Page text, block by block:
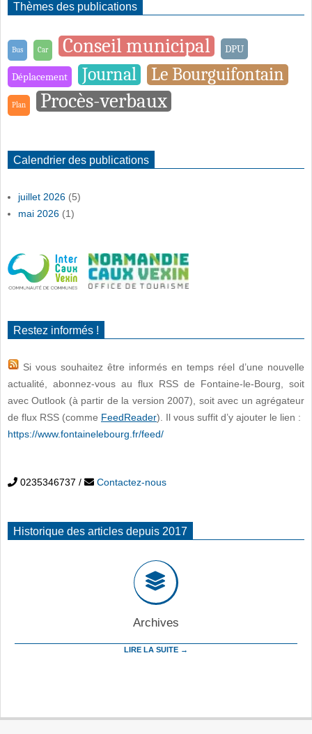
Thèmes des publications
Bus Car Conseil municipal DPU
Déplacement Journal Le Bourguifontain
Plan Procès-verbaux
Calendrier des publications
juillet 2026 (5)
mai 2026 (1)
Restez informés !
Si vous souhaitez être informés en temps réel d’une nouvelle
actualité, abonnez-vous au flux RSS de Fontaine-le-Bourg, soit
avec Outlook (à partir de la version 2007), soit avec un agrégateur
de flux RSS (comme FeedReader). Il vous suffit d’y ajouter le lien :
https://www.fontainelebourg.fr/feed/
0235346737 / Contactez-nous
Historique des articles depuis 2017
Archives
LIRE LA SUITE →